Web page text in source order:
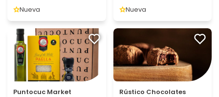
Nueva Nueva
Puntocuc Market Rústico Chocolates